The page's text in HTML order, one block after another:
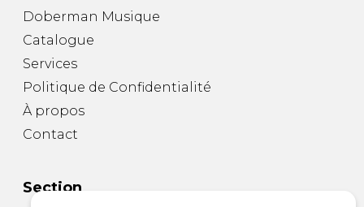
Doberman Musique
Catalogue
Services
Politique de Confidentialité
À propos
Contact
Section